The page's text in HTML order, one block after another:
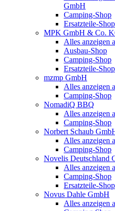
GmbH
Camping-Shop
Ersatzteile-Shop
MPK GmbH & Co.
Alles anzeigen
Ausbau-Shop
Camping-Shop
Ersatzteile-Shop
mzmp GmbH
Alles anzeigen
Camping-Shop
NomadiQ BBQ
Alles anzeigen
Camping-Shop
Norbert Schaub
Alles anzeigen
Camping-Shop
Novelis Deutschland
Alles anzeigen
Camping-Shop
Ersatzteile-Shop
Novus Dahle GmbH
Alles anzeigen